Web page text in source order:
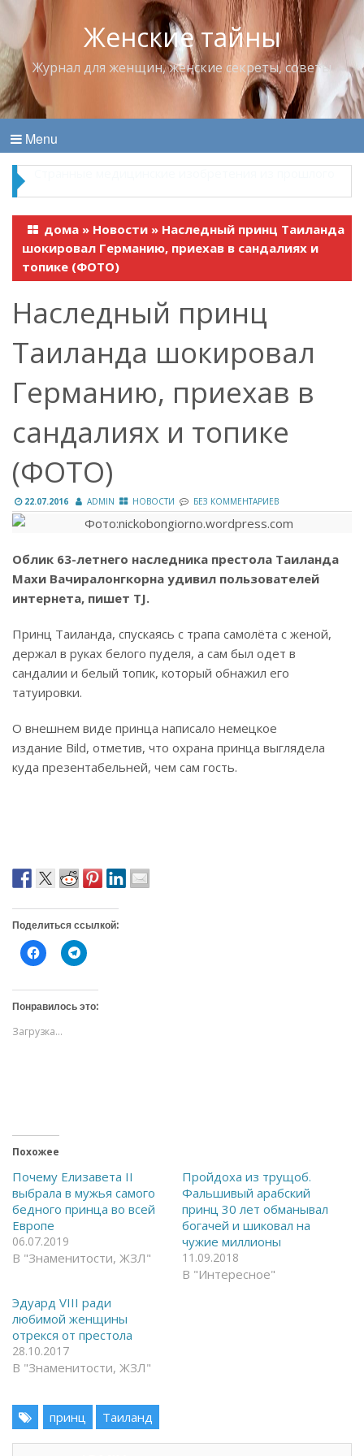
Женские тайны
Журнал для женщин, женские секреты, советы
Menu
дома » Новости » Наследный принц Таиланда
шокировал Германию, приехав в сандалиях и
топике (ФОТО)
Наследный принц
Таиланда шокировал
Германию, приехав в
сандалиях и топике
(ФОТО)
22.07.2016 ADMIN НОВОСТИ БЕЗ КОММЕНТАРИЕВ
Облик 63-летнего наследника престола Таиланда
Махи Вачиралонгкорна удивил пользователей
интернета, пишет TJ.
Принц Таиланда, спускаясь с трапа самолёта с женой,
держал в руках белого пуделя, а сам был одет в
сандалии и белый топик, который обнажил его
татуировки.
О внешнем виде принца написало немецкое
издание Bild, отметив, что охрана принца выглядела
куда презентабельней, чем сам гость.
Поделиться ссылкой:
Н
а
и
т
е
ч
т
ь
а
F
a
c
e
b
o
o
k
(
к
р
ы
в
а
е
т
с
н
в
м
Н
а
и
т
е
с
я
в
T
e
r
a
О
т
к
р
ы
а
е
я
в
н
в
Понравилось это:
Загрузка...
Похожее
Почему Елизавета II
выбрала в мужья самого
бедного принца во всей
Европе
06.07.2019
В "Знаменитости, ЖЗЛ"
Пройдоха из трущоб.
Фальшивый арабский
принц 30 лет обманывал
богачей и шиковал на
чужие миллионы
11.09.2018
В "Интересное"
Эдуард VIII ради
любимой женщины
отрекся от престола
28.10.2017
В "Знаменитости, ЖЗЛ"
принц Таиланд